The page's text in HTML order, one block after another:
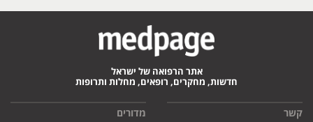
אתר הרפואה של ישראל
חדשות, מחקרים, רופאים, מחלות ותרופות
קשר מדורים